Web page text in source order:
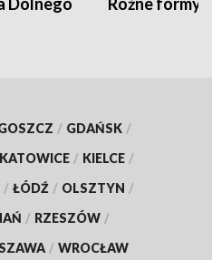
/ GDAŃSK /
KATOWICE / KIELCE /
/ ŁÓDŹ / OLSZTYN /
/ RZESZÓW /
/ WROCŁAW